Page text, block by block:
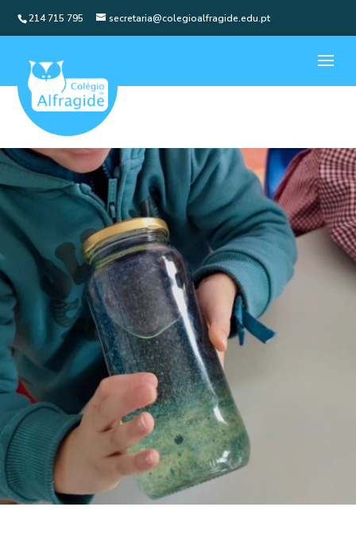
214 715 795 secretaria@colegioalfragide.edu.pt